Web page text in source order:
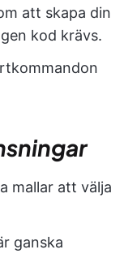
att skapa din
kod krävs.
mallar att välja
ganska